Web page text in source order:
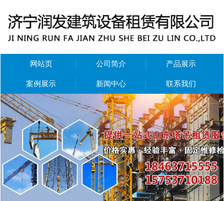
网站页 公司简介 产品展示
案例展示 新闻中心 联系我们